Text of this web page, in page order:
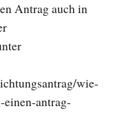
Antrag auch in
wie-
antrag-